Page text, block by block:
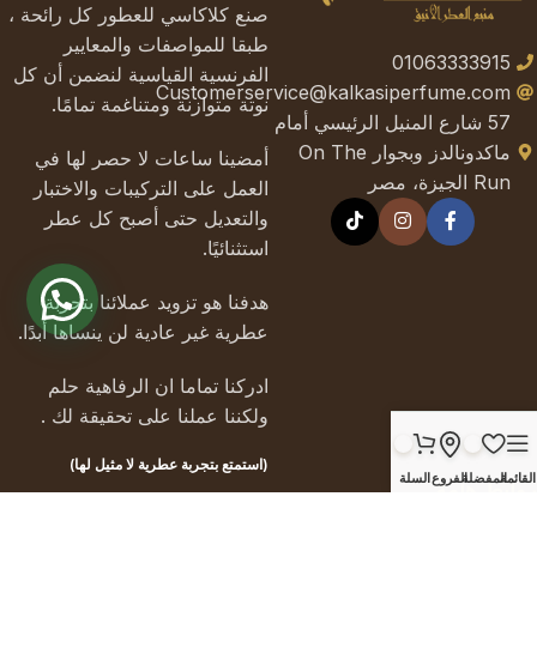
01063333915
Customerservice@kalkasiperfume.com
57 شارع المنيل الرئيسي أمام
ماكدونالدز وبجوار On The
Run الجيزة، مصر
صنع كلاكاسي للعطور كل رائحة ،
طبقا للمواصفات والمعايير
الفرنسية القياسية لنضمن أن كل
نوتة متوازنة ومتناغمة تمامًا.
أمضينا ساعات لا حصر لها في
العمل على التركيبات والاختبار
والتعديل حتى أصبح كل عطر
استثنائيًا.
هدفنا هو تزويد عملائنا بتجربة
عطرية غير عادية لن ينساها أبدًا.
ادركنا تماما ان الرفاهية حلم
ولكننا عملنا على تحقيقة لك .
(استمتع بتجربة عطرية لا مثيل لها)
روابط هامة
القائمةالمفضلةالفروعالسلة